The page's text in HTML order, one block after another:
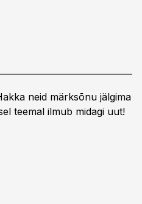
neid märksõnu jälgima
teemal ilmub midagi uut!